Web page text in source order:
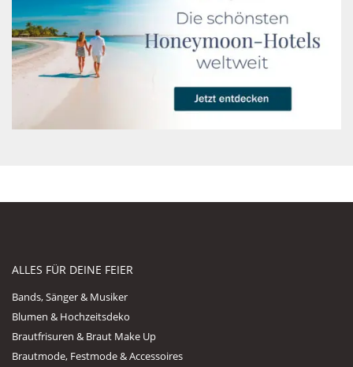
ALLES FÜR DEINE FEIER
Bands, Sänger & Musiker
Blumen & Hochzeitsdeko
Brautfrisuren & Braut Make Up
Brautmode, Festmode & Accessoires